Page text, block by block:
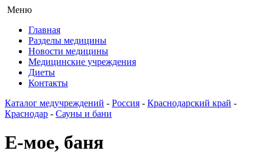
Меню
Главная
Разделы медицины
Новости медицины
Медицинские учреждения
Диеты
Контакты
Каталог медучреждений - Россия - Краснодарский край -
Краснодар - Сауны и бани
Е-мое, баня